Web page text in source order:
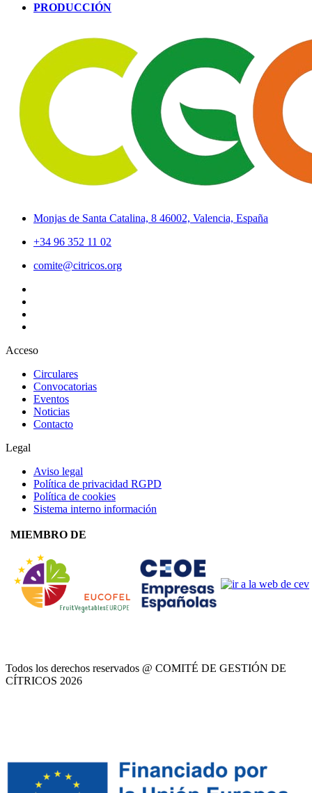
PRODUCCIÓN
Monjas de Santa Catalina, 8 46002, Valencia, España
+34 96 352 11 02
comite@citricos.org
Acceso
Circulares
Convocatorias
Eventos
Noticias
Contacto
Legal
Aviso legal
Política de privacidad RGPD
Política de cookies
Sistema interno información
MIEMBRO DE
Todos los derechos reservados @ COMITÉ DE GESTIÓN DE
CÍTRICOS 2026